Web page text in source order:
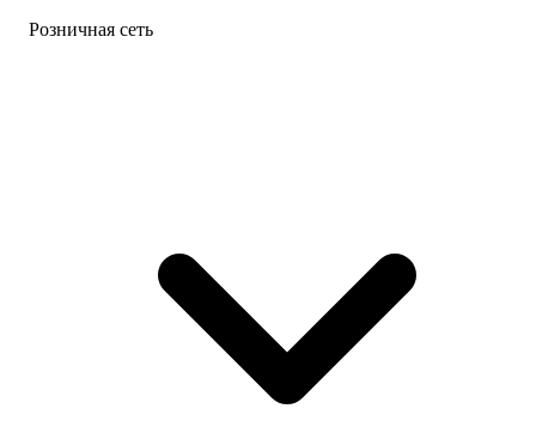
Розничная сеть